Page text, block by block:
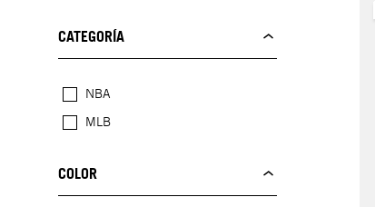
CATEGORÍA
NBA
MLB
COLOR